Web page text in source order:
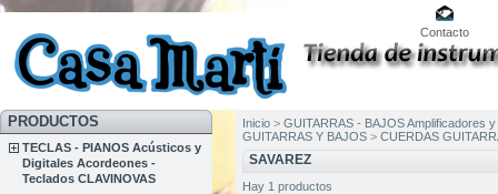
Contacto
PRODUCTOS
TECLAS - PIANOS Acústicos y
Digitales Acordeones -
Teclados CLAVINOVAS
Inicio > GUITARRAS - BAJOS Amplificadores
GUITARRAS Y BAJOS > CUERDAS
SAVAREZ
Hay 1 productos